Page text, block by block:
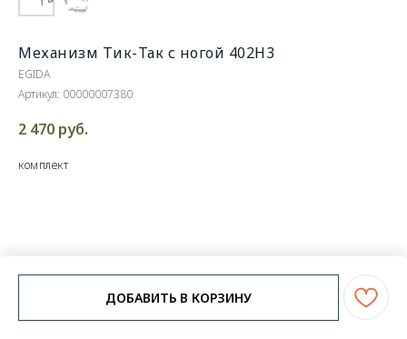
Механизм Тик-Так с ногой 402Н3
EGIDA
Артикул: 00000007380
2 470 руб.
ДОБАВИТЬ В КОРЗИНУ
комплект